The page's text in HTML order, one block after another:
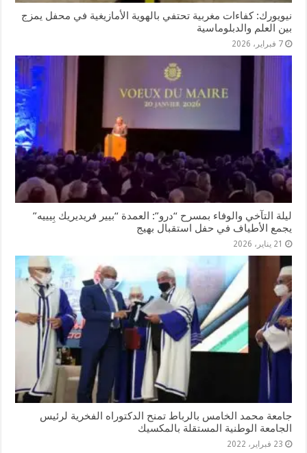
نيويورك: كفاءات مغربية تحتفي بالهوية الأمازيغية في محفل يمزج
بين العلم والدبلوماسية
7 فبراير، 2026
ليلة التآخي والوفاء بمسرح “درو”: العمدة “بيير فريديريك بِيييه”
يجمع الأطياف في حفل استقبال بهيج
21 يناير، 2026
جامعة محمد الخامس بالرباط تمنح الدكتوراه الفخرية لرئيس
الجامعة الوطنية المستقلة بالمكسيك
23 فبراير، 2022